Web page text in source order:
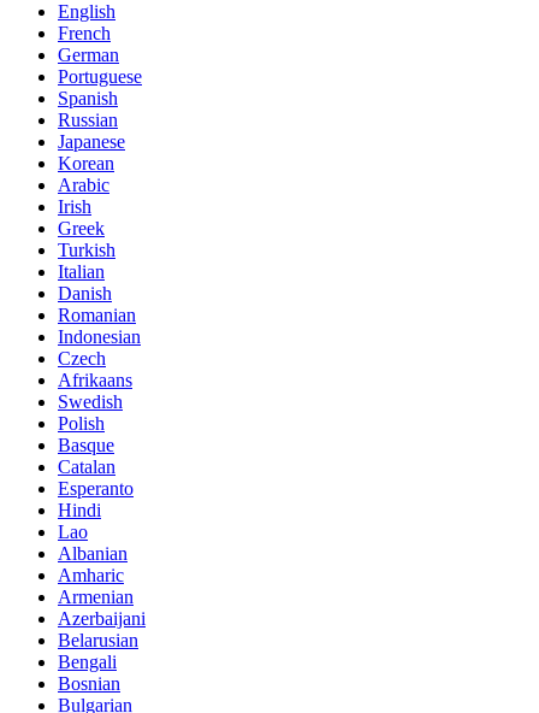
English
French
German
Portuguese
Spanish
Russian
Japanese
Korean
Arabic
Irish
Greek
Turkish
Italian
Danish
Romanian
Indonesian
Czech
Afrikaans
Swedish
Polish
Basque
Catalan
Esperanto
Hindi
Lao
Albanian
Amharic
Armenian
Azerbaijani
Belarusian
Bengali
Bosnian
Bulgarian